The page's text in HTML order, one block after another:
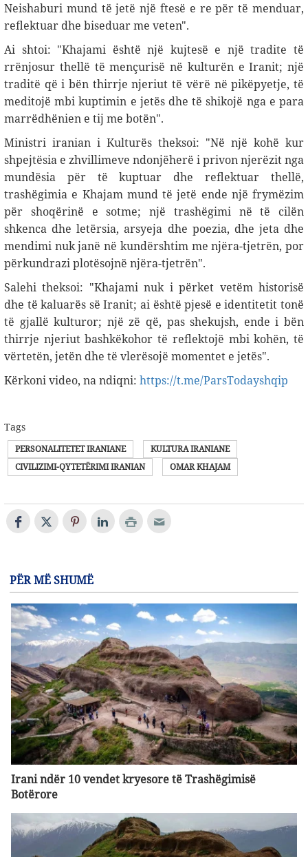
Neishaburi mund të jetë një ftesë e re për të menduar,
reflektuar dhe biseduar me veten".
Ai shtoi: "Khajami është një kujtesë e një tradite të
rrënjosur thellë të mençurisë në kulturën e Iranit; një
traditë që i bën thirrje njeriut të vërë në pikëpyetje, të
meditojë mbi kuptimin e jetës dhe të shikojë nga e para
marrëdhënien e tij me botën."
Ministri iranian i Kulturës theksoi: "Në një kohë kur
shpejtësia e zhvillimeve ndonjëherë i privon njerëzit nga
mundësia për të kuptuar dhe reflektuar thellë,
trashëgimia e Khajam mund të jetë ende një frymëzim
për shoqërinë e sotme; një trashëgimi në të cilën
shkenca dhe letërsia, arsyeja dhe poezia, dhe jeta dhe
mendimi nuk janë në kundërshtim me njëra-tjetrën, por
përkundrazi plotësojnë njëra-tjetrën."
Salehi theksoi: "Khajami nuk i përket vetëm historisë
dhe të kaluarës së Iranit; ai është pjesë e identitetit tonë
të gjallë kulturor; një zë që, pas shekujsh, ende i bën
thirrje njeriut bashkëkohor të reflektojë mbi kohën, të
vërtetën, jetën dhe të vlerësojë momentet e jetës".
Kërkoni video, na ndiqni: https://t.me/ParsTodayshqip
Tags
PERSONALITETET IRANIANE
KULTURA IRANIANE
CIVILIZIMI-QYTETËRIMI IRANIAN
OMAR KHAJAM
PËR MË SHUMË
Irani ndër 10 vendet kryesore të Trashëgimisë
Botërore